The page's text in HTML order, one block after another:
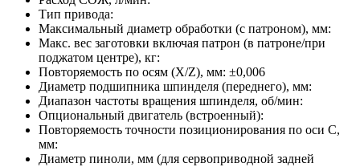
Тип привода:
Максимальный диаметр обработки (с патроном), мм:
Макс. вес заготовки включая патрон (в патроне/при
поджатом центре), кг:
Повторяемость по осям (X/Z), мм: ±0,006
Диаметр подшипника шпинделя (переднего), мм:
Диапазон частоты вращения шпинделя, об/мин:
Опциональный двигатель (встроенный):
Повторяемость точности позиционирования по оси C,
мм:
Диаметр пиноли, мм (для сервоприводной задней